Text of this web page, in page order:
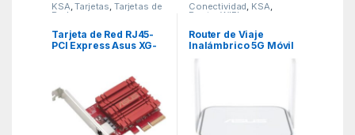
KSA,Tarjetas, Tarjetas de
Red
Tarjeta de Red RJ45-
PCI Express Asus XG-
Conectividad, KSA,
Router WIFI
Router de Viaje
Inalámbrico 5G Móvil
Asus RT-BE58 Go/ WiFi